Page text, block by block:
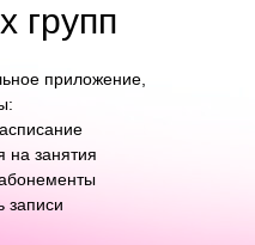
групп
приложение,
на занятия
записи